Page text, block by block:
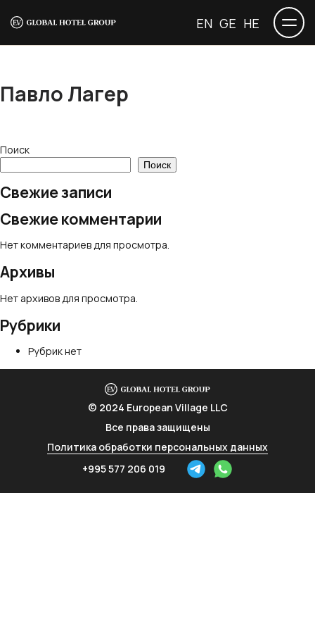
EN GE HE
Павло Лагер
Поиск
Поиск
Свежие записи
Свежие комментарии
Нет комментариев для просмотра.
Архивы
Нет архивов для просмотра.
Рубрики
Рубрик нет
© 2024 European Village LLC
Все права защищены
Политика обработки персональных данных
+995 577 206 019